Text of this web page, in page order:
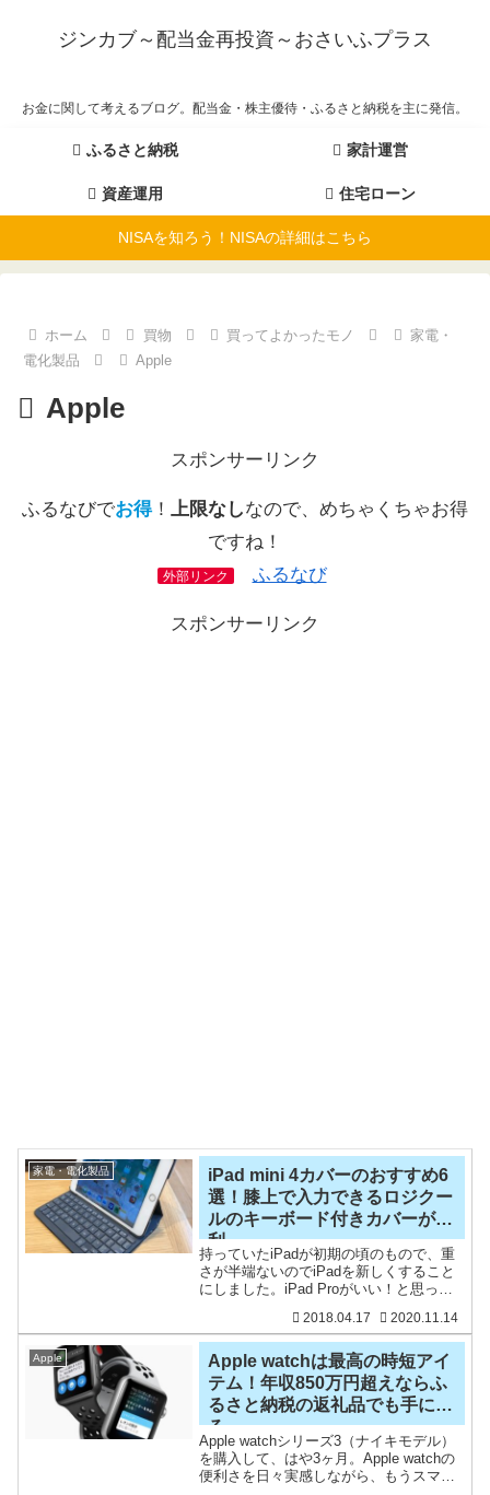
ジンカブ～配当金再投資～おさいふプラス
お金に関して考えるブログ。配当金・株主優待・ふるさと納税を主に発信。
ふるさと納税 家計運営
資産運用 住宅ローン
NISAを知ろう！NISAの詳細はこちら
ホーム 買物 買ってよかったモノ
家電・
電化製品
Apple
Apple
スポンサーリンク
ふるなびでお得！ 上限なしなので、めちゃくちゃお得
ですね！
外部リンク ふるなび
スポンサーリンク
家電・電化製品
iPad mini 4カバーのおすすめ6
選！膝上で入力できるロジクー
ルのキーボード付きカバーが便
利
持っていたiPadが初期の頃のもので、重
さが半端ないのでiPadを新しくすること
にしました。iPad Proがいい！と思って
思いiPad mini 4を選びましたが、これが
かなり快適。正解でした。軽いって
2018.04.17 2020.11.14
Apple
Apple watchは最高の時短アイ
テム！年収850万円超えならふ
るさと納税の返礼品でも手に入
る
Apple watchシリーズ3（ナイキモデル）
を購入して、はや3ヶ月。Apple watchの
便利さを日々実感しながら、もうスマホ